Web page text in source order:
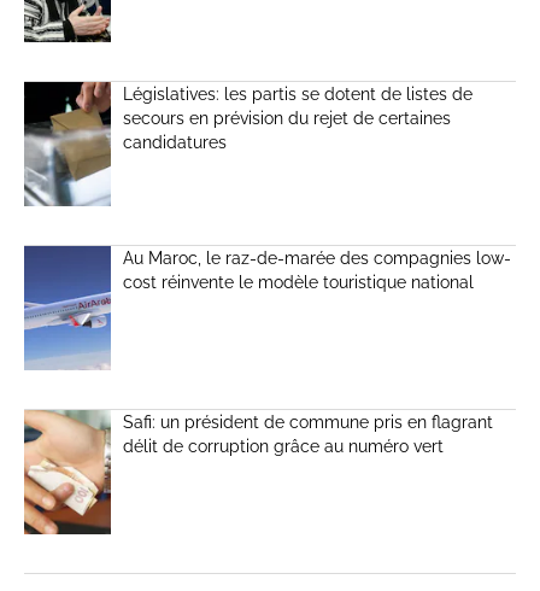
Législatives: les partis se dotent de listes de
secours en prévision du rejet de certaines
candidatures
Au Maroc, le raz-de-marée des compagnies low-
cost réinvente le modèle touristique national
Safi: un président de commune pris en flagrant
délit de corruption grâce au numéro vert